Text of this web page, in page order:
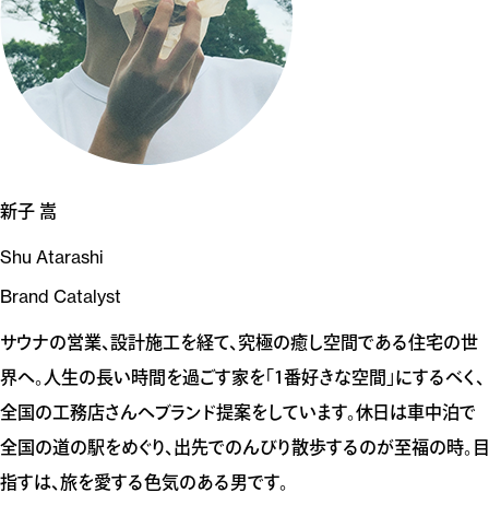
新子 嵩
Shu Atarashi
Brand Catalyst
サウナの営業、設計施工を経て、究極の癒し空間である住宅の世
界へ。人生の長い時間を過ごす家を「1番好きな空間」にするべく、
全国の工務店さんへブランド提案をしています。休日は車中泊で
全国の道の駅をめぐり、出先でのんびり散歩するのが至福の時。目
指すは、旅を愛する色気のある男です。